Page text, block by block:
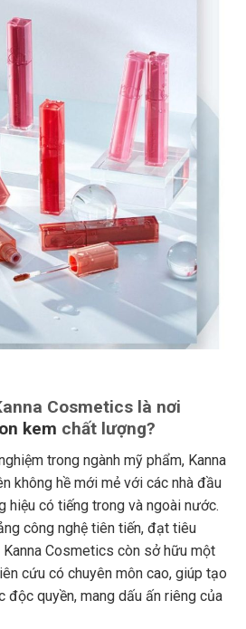
Cosmetics là nơi
kem chất lượng?
trong ngành mỹ phẩm, Kanna
không hề mới mẻ với các nhà đầu
hiệu có tiếng trong và ngoài nước.
công nghệ tiên tiến, đạt tiêu
Kanna Cosmetics còn sở hữu một
cứu có chuyên môn cao, giúp tạo
độc quyền, mang dấu ấn riêng của